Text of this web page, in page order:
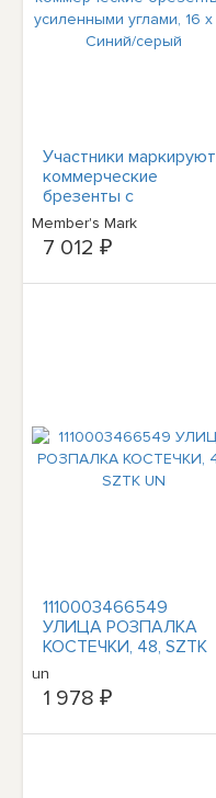
Участники маркируют
коммерческие
брезенты с
усиленными углами, 16
x 12, Синий/серый
Member's Mark
7 012 ₽
1110003466549
УЛИЦА РОЗПАЛКА
КОСТЕЧКИ, 48, SZTK
UN
un
1 978 ₽